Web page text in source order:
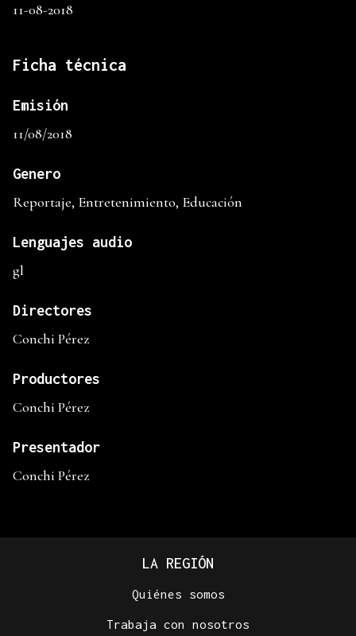
11-08-2018
Ficha técnica
Emisión
11/08/2018
Genero
Reportaje, Entretenimiento, Educación
Lenguajes audio
gl
Directores
Conchi Pérez
Productores
Conchi Pérez
Presentador
Conchi Pérez
LA REGIÓN
Quiénes somos
Trabaja con nosotros